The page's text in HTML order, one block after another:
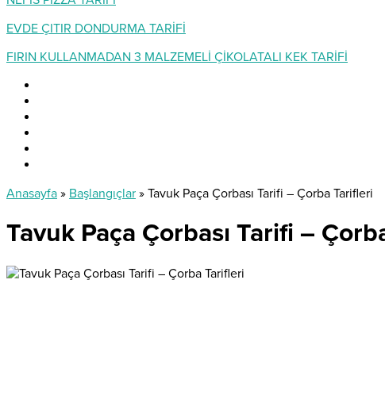
EVDE ÇITIR DONDURMA TARİFİ
FIRIN KULLANMADAN 3 MALZEMELİ ÇİKOLATALI KEK TARİFİ
Anasayfa » Başlangıçlar » Tavuk Paça Çorbası Tarifi – Çorba Tarifleri
Tavuk Paça Çorbası Tarifi –